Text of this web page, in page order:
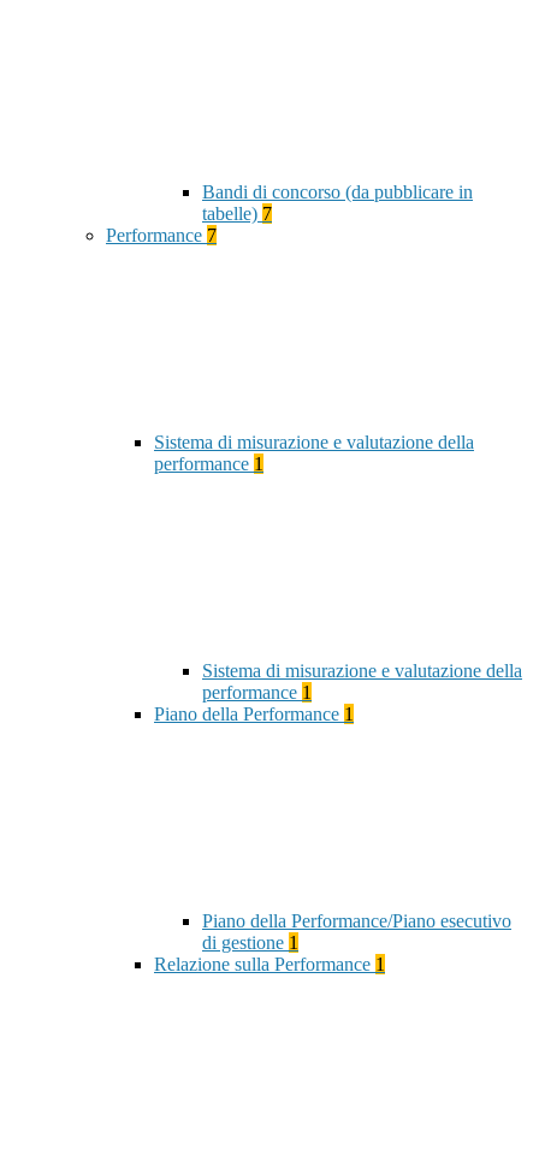
Bandi di concorso (da pubblicare in
tabelle) 7
Performance 7
Sistema di misurazione e valutazione della
performance 1
Sistema di misurazione e valutazione della
performance 1
Piano della Performance 1
Piano della Performance/Piano esecutivo
di gestione 1
Relazione sulla Performance 1